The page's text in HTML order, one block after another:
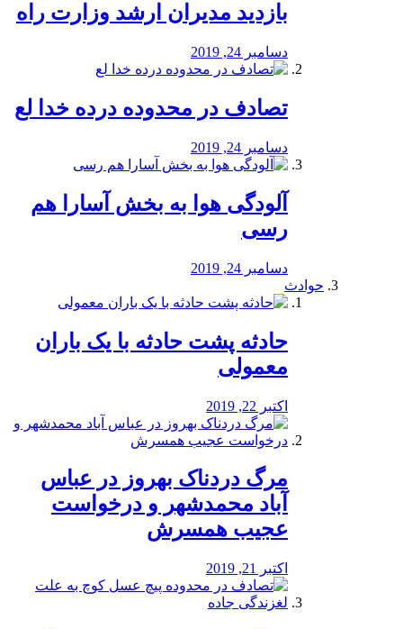
بازدید مدیران ارشد وزارت راه
دسامبر 24, 2019
تصادف در محدوده درده خدا لع
دسامبر 24, 2019
آلودگی هوا به بخش آسارا هم
رسی
دسامبر 24, 2019
حوادث
️حادثه پشت حادثه با یک باران
معمولی
اکتبر 22, 2019
مرگ دردناک بهروز در عباس
آباد محمدشهر و درخواست
عجیب همسرش
اکتبر 21, 2019